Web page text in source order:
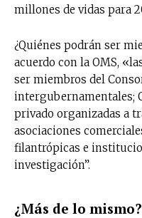
millones de vidas para
¿Quiénes podrán ser
acuerdo con la OMS,
ser miembros del
intergubernamentales;
privado organizadas a
asociaciones
filantrópicas e
investigación”.
¿Más de lo mismo?